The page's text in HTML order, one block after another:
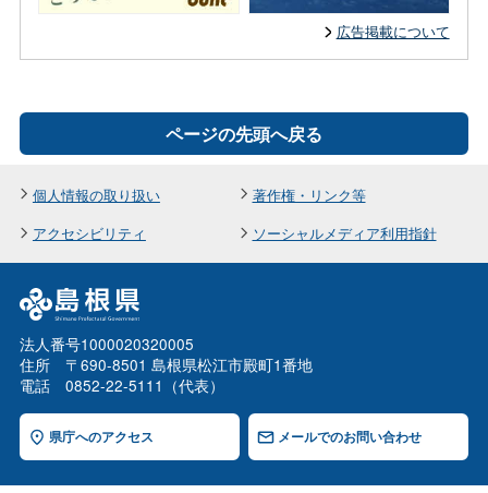
広告掲載について
ページの先頭へ戻る
個人情報の取り扱い
著作権・リンク等
アクセシビリティ
ソーシャルメディア利用指針
法人番号1000020320005
住所 〒690-8501 島根県松江市殿町1番地
電話 0852-22-5111（代表）
県庁へのアクセス メールでのお問い合わせ